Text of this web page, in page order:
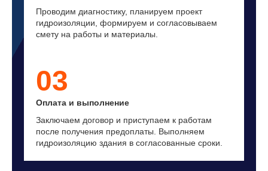
Проводим диагностику, планируем проект
гидроизоляции, формируем и согласовываем
смету на работы и материалы.
03
Оплата и выполнение
Заключаем договор и приступаем к работам
после получения предоплаты. Выполняем
гидроизоляцию здания в согласованные сроки.